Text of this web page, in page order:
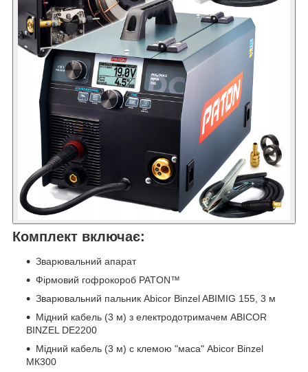
Комплект включає:
Зварювальний апарат
Фірмовий гофрокороб PATON™
Зварювальний пальник Abicor Binzel ABIMIG 155, 3 м
Мідний кабель (3 м) з електродотримачем ABICOR
BINZEL DE2200
Мідний кабель (3 м) с клемою "маса" Abicor Binzel
МК300